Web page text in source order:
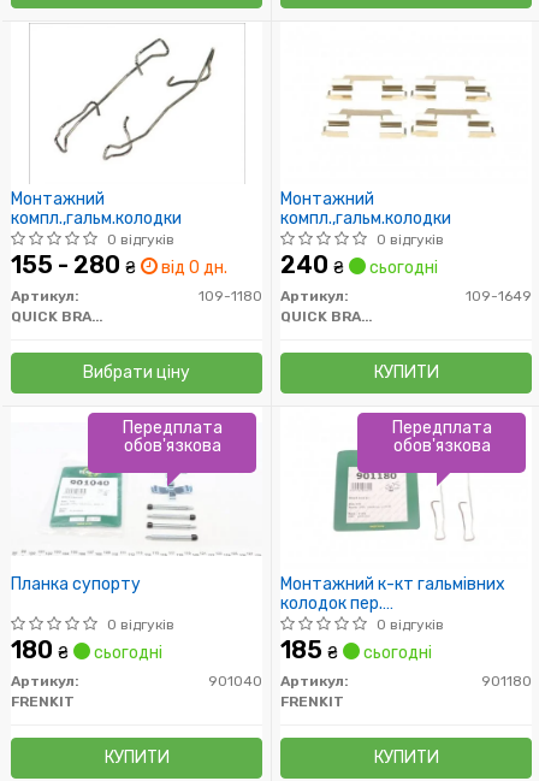
Монтажний
компл.,гальм.колодки
0 відгуків
155 - 280 ₴ від 0 дн.
Артикул:
109-1180
QUICK BRAKE
Вибрати ціну
Монтажний
компл.,гальм.колодки
0 відгуків
240 ₴ сьогодні
Артикул:
109-1649
QUICK BRAKE
КУПИТИ
Планка супорту
0 відгуків
180 ₴ сьогодні
Артикул:
901040
FRENKIT
КУПИТИ
Передплата
обов'язкова
Монтажний к-кт гальмівних
колодок пер.
TRANSIT/BERLINGO/PARTNER
08-
0 відгуків
185 ₴ сьогодні
Артикул:
901180
FRENKIT
КУПИТИ
Передплата
обов'язкова